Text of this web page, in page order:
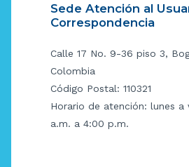
Sede Atención al
Correspondencia
Calle 17 No. 9-36 piso 3,
Colombia
Código Postal: 110321
Horario de atención: lunes a
a.m. a 4:00 p.m.